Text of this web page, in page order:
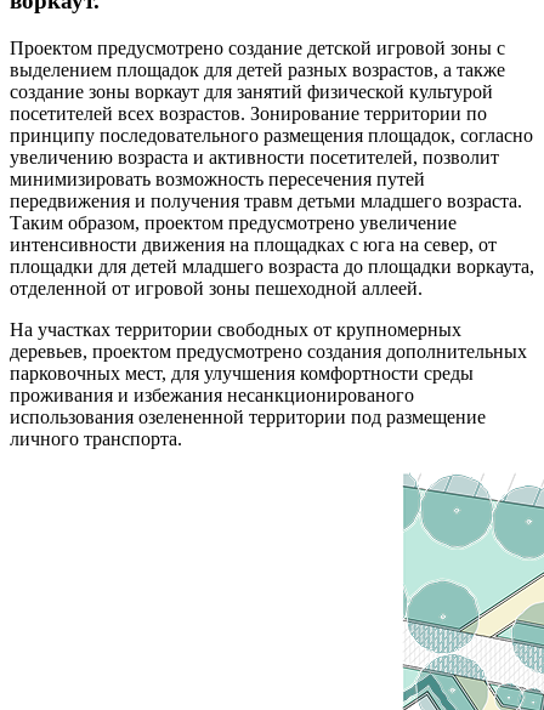
Проектом предусмотрено создание детской игровой зоны с
выделением площадок для детей разных возрастов, а также
создание зоны воркаут для занятий физической культурой
посетителей всех возрастов. Зонирование территории по
принципу последовательного размещения площадок, согласно
увеличению возраста и активности посетителей, позволит
минимизировать возможность пересечения путей
передвижения и получения травм детьми младшего возраста.
Таким образом, проектом предусмотрено увеличение
интенсивности движения на площадках с юга на север, от
площадки для детей младшего возраста до площадки воркаута,
отделенной от игровой зоны пешеходной аллеей.
На участках территории свободных от крупномерных
деревьев, проектом предусмотрено создания дополнительных
парковочных мест, для улучшения комфортности среды
проживания и избежания несанкционированого
использования озелененной территории под размещение
личного транспорта.